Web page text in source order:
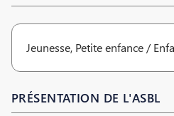
Jeunesse, Petite enfance /
PRÉSENTATION DE L'ASBL